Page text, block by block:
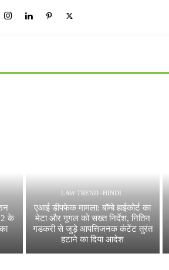
के
LAW TREND -HINDI
एआई डीपफेक मामला: बॉम्बे हाईकोर्ट का
मेटा और गूगल को सख्त निर्देश, नितिन
गडकरी से जुड़े आपत्तिजनक कंटेंट तुरंत
हटाने का दिया आदेश